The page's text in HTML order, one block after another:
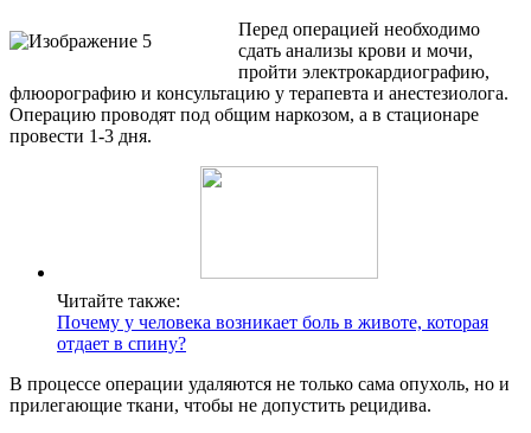
Перед операцией необходимо
сдать анализы крови и мочи,
пройти электрокардиографию,
флюорографию и консультацию у терапевта и анестезиолога.
Операцию проводят под общим наркозом, а в стационаре
провести 1-3 дня.
Читайте также:
Почему у человека возникает боль в животе, которая
отдает в спину?
В процессе операции удаляются не только сама опухоль, но и
прилегающие ткани, чтобы не допустить рецидива.